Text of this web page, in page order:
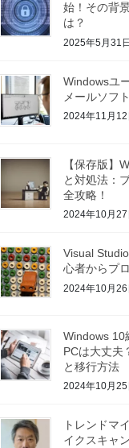
始！その背
は？
2025年5月31日
Windowsユ
メールソフ
2024年11月12
【保存版】
と対処法：
全攻略！
2024年10月27
Visual
心者からプ
2024年10月26
Windows 10
PCは大丈夫
と移行方法
2024年10月25
トレンドマ
イクスキャ